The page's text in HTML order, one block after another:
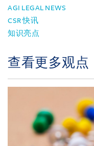
AGI LEGAL NEWS
CSR 快讯
知识亮点
查看更多观点